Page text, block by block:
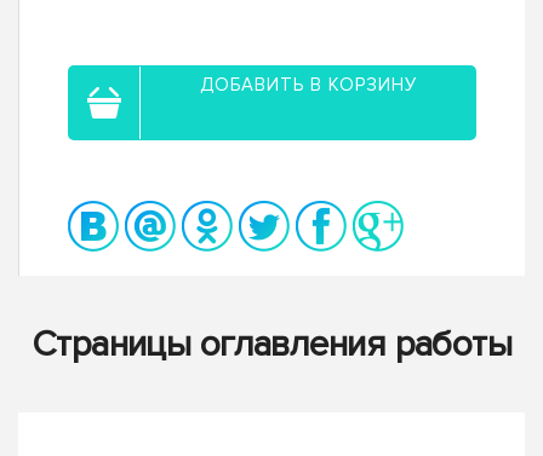
ДОБАВИТЬ В КОРЗИНУ
Страницы оглавления работы